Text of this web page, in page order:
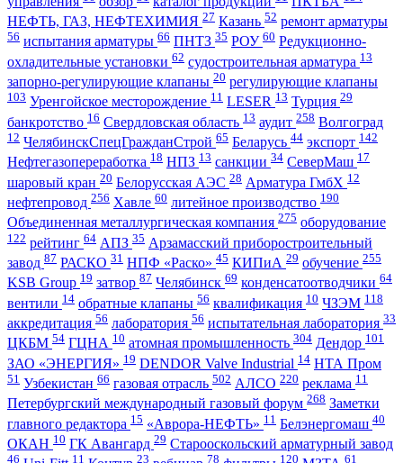
НЕФТЬ, ГАЗ, НЕФТЕХИМИЯ 27 Казань 52 ремонт арматуры
56 испытания арматуры 66 ПНТЗ 35 РОУ 60 Редукционно-
охладительные установки 62 судостроительная арматура 13
запорно-регулирующие клапаны 20 регулирующие клапаны
103 Уренгойское месторождение 11 LESER 13 Турция 29
банкротство 16 Свердловская область 13 аудит 258 Волгоград
12 ЧелябинскСпецГражданСтрой 65 Беларусь 44 экспорт 142
Нефтегазопереработка 18 НПЗ 13 санкции 34 СеверМаш 17
шаровый кран 20 Белорусская АЭС 28 Арматура ГмбХ 12
нефтепровод 256 Хавле 60 литейное производство 190
Объединенная металлургическая компания 275 оборудование
122 рейтинг 64 АПЗ 35 Арзамасский приборостроительный
завод 87 РАСКО 31 НПФ «Раско» 45 КИПиА 29 обучение 255
KSB Group 19 затвор 87 Челябинск 69 конденсатоотводчики 64
вентили 14 обратные клапаны 56 квалификация 10 ЧЗЭМ 118
аккредитация 56 лаборатория 56 испытательная лаборатория 33
ЦКБМ 54 ГЦНА 10 атомная промышленность 304 Дендор 101
ЗАО «ЭНЕРГИЯ» 19 DENDOR Valve Industrial 14 НТА Пром
51 Узбекистан 66 газовая отрасль 502 АЛСО 220 реклама 11
Петербургский международный газовый форум 268 Заметки
главного редактора 15 «Аврора-НЕФТЬ» 11 Белэнергомаш 40
ОКАН 10 ГК Авангард 29 Старооскольский арматурный завод
46 11 23 78 120 61